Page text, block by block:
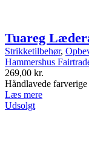
Tuareg
Strikketilbehør,
Hammershus
269,00 kr.
Håndlavede
Læs mere
Udsolgt